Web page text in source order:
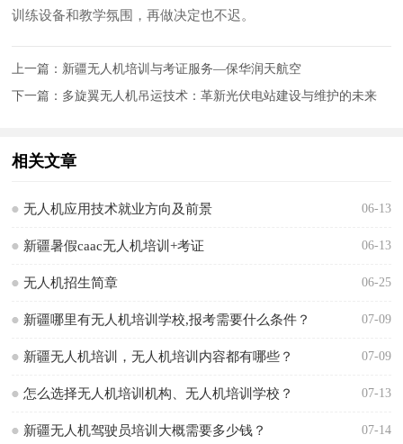
训练设备和教学氛围，再做决定也不迟。
上一篇： 新疆无人机培训与考证服务—保华润天航空
下一篇： 多旋翼无人机吊运技术：革新光伏电站建设与维护的未来
相关文章
06-13
无人机应用技术就业方向及前景
06-13
新疆暑假caac无人机培训+考证
06-25
无人机招生简章
07-09
新疆哪里有无人机培训学校,报考需要什么条件？
07-09
新疆无人机培训，无人机培训内容都有哪些？
07-13
怎么选择无人机培训机构、无人机培训学校？
07-14
新疆无人机驾驶员培训大概需要多少钱？